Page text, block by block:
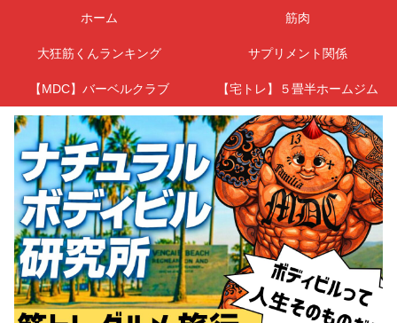
ホーム 筋肉
大狂筋くんランキング サプリメント関係
【MDC】バーベルクラブ 【宅トレ】５畳半ホームジム